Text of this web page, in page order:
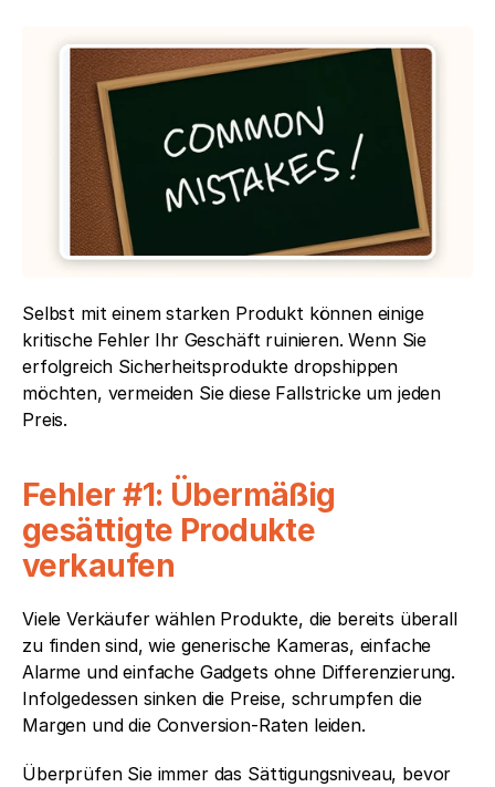
Selbst mit einem starken Produkt können einige
kritische Fehler Ihr Geschäft ruinieren. Wenn Sie
erfolgreich Sicherheitsprodukte dropshippen
möchten, vermeiden Sie diese Fallstricke um jeden
Preis.
Fehler #1: Übermäßig
gesättigte Produkte
verkaufen
Viele Verkäufer wählen Produkte, die bereits überall
zu finden sind, wie generische Kameras, einfache
Alarme und einfache Gadgets ohne Differenzierung.
Infolgedessen sinken die Preise, schrumpfen die
Margen und die Conversion-Raten leiden.
Überprüfen Sie immer das Sättigungsniveau, bevor